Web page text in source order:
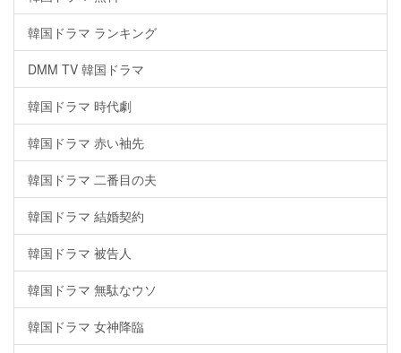
韓国ドラマ ランキング
DMM TV 韓国ドラマ
韓国ドラマ 時代劇
韓国ドラマ 赤い袖先
韓国ドラマ 二番目の夫
韓国ドラマ 結婚契約
韓国ドラマ 被告人
韓国ドラマ 無駄なウソ
韓国ドラマ 女神降臨